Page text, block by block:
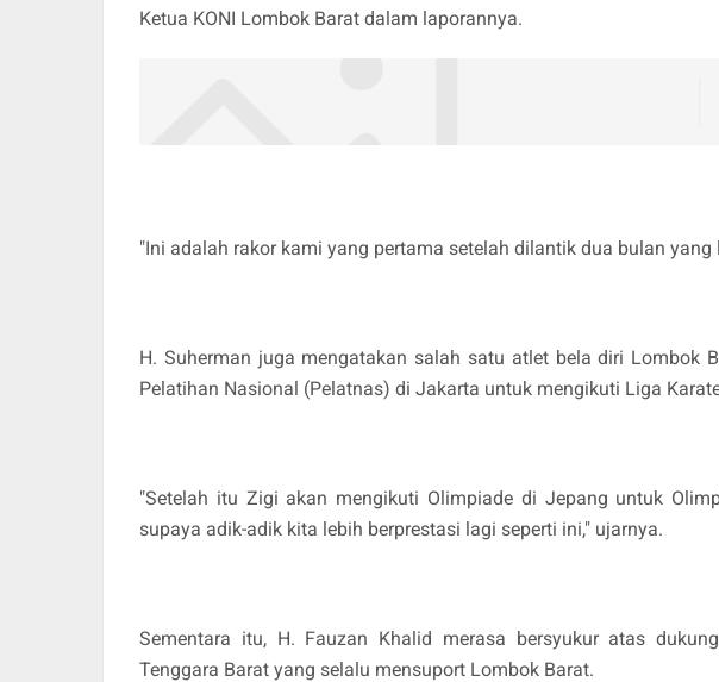
Ketua KONI Lombok Barat dalam laporannya.
"Ini adalah rakor kami yang pertama setelah dilantik dua bulan
H. Suherman juga mengatakan salah satu atlet bela diri Lombok
Pelatihan Nasional (Pelatnas) di Jakarta untuk mengikuti Liga
"Setelah itu Zigi akan mengikuti Olimpiade di Jepang untuk
supaya adik-adik kita lebih berprestasi lagi seperti ini," ujarnya.
Sementara itu, H. Fauzan Khalid merasa bersyukur atas
Tenggara Barat yang selalu mensuport Lombok Barat.